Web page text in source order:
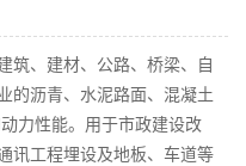
筑、建材、公路、桥梁、自
的沥青、水泥路面、混凝土
力性能。用于市政建设改
讯工程埋设及地板、车道等